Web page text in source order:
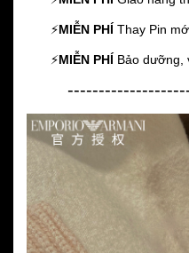
⚡️MIỄN PHÍ Thay Pin
⚡️MIỄN PHÍ Bảo dưỡng,